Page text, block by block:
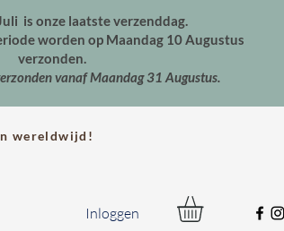
is onze laatste verzenddag.
worden op Maandag 10 Augustus
verzonden.
vanaf Maandag 31 Augustus.
Inloggen